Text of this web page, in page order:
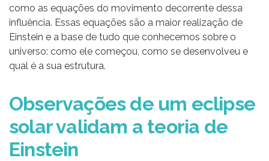
como as equações do movimento decorrente dessa
influência. Essas equações são a maior realização de
Einstein e a base de tudo que conhecemos sobre o
universo: como ele começou, como se desenvolveu e
qual é a sua estrutura.
Observações de um eclipse
solar validam a teoria de
Einstein